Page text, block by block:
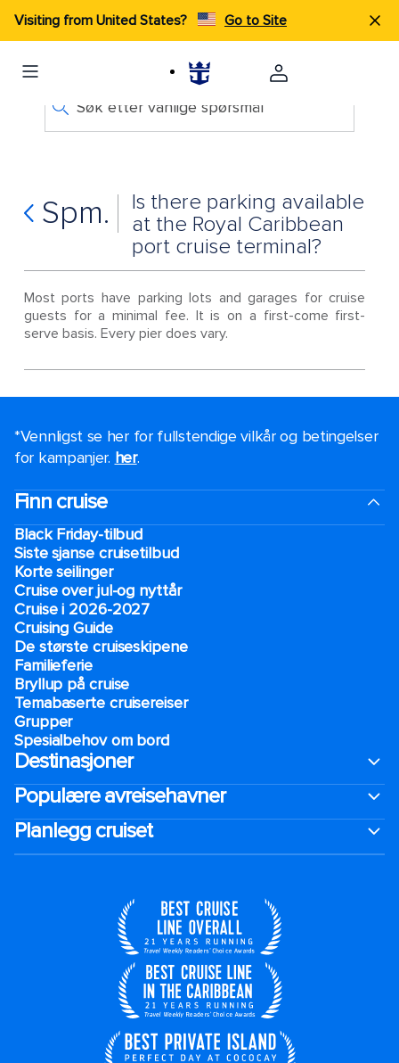
Visiting from United States? Go to Site
Søk etter vanlige spørsmål
Spm.
Is there parking available
at the Royal Caribbean
port cruise terminal?
Most ports have parking lots and garages for cruise
guests for a minimal fee. It is on a first-come first-
serve basis. Every pier does vary.
*Vennligst se her for fullstendige vilkår og betingelser
for kampanjer. her.
Finn cruise
Black Friday-tilbud
Siste sjanse cruisetilbud
Korte seilinger
Cruise over jul-og nyttår
Cruise i 2026-2027
Cruising Guide
De største cruiseskipene
Familieferie
Bryllup på cruise
Temabaserte cruisereiser
Grupper
Spesialbehov om bord
Destinasjoner
Populære avreisehavner
Planlegg cruiset